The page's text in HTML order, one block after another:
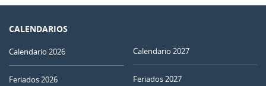
CALENDARIOS
Calendario 2026
Feriados 2026
Calendario 2027
Feriados 2027